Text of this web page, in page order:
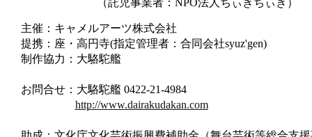
主催：キャメルアーツ株式会社
提携：座・高円寺(指定管理者：合同会社syuz'gen)
制作協力：大駱駝艦
お問合せ：大駱駝艦 0422-21-4984
http://www.dairakudakan.com